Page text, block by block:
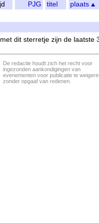
PJG titel
plaats
dit sterretje zijn de laatste
De redactie houdt zich het recht voor
ingezonden aankondigingen van
evenementen voor publicatie te
zonder opgaaf van redenen.